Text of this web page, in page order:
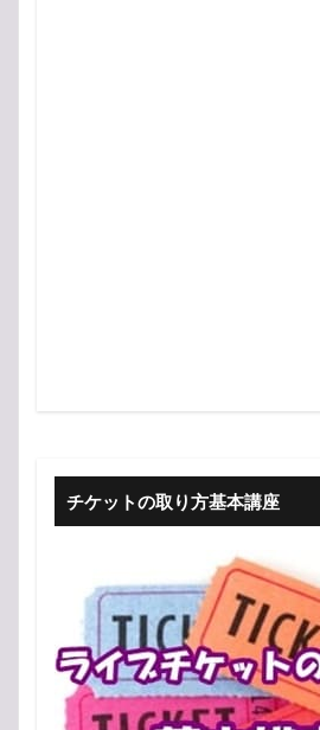
チケットの取り方基本講座